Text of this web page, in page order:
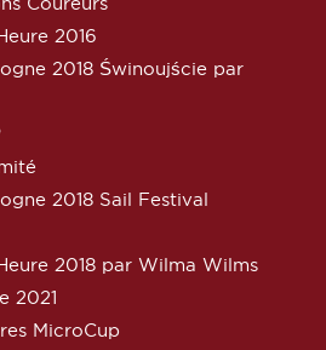
2016
2018 Świnoujście par
2018 Sail Festival
2018 par Wilma Wilms
2021
MicroCup